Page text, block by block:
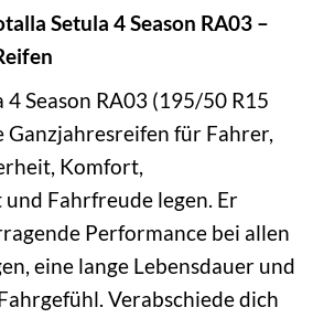
Setula 4 Season RA03 –
Season RA03 (195/50 R15
Ganzjahresreifen für Fahrer,
Komfort,
Fahrfreude legen. Er
Performance bei allen
eine lange Lebensdauer und
Verabschiede dich